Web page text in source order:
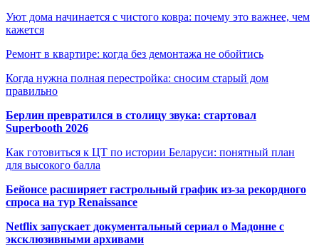
Уют дома начинается с чистого ковра: почему это важнее, чем
кажется
Ремонт в квартире: когда без демонтажа не обойтись
Когда нужна полная перестройка: сносим старый дом
правильно
Берлин превратился в столицу звука: стартовал
Superbooth 2026
Как готовиться к ЦТ по истории Беларуси: понятный план
для высокого балла
Бейонсе расширяет гастрольный график из-за рекордного
спроса на тур Renaissance
Netflix запускает документальный сериал о Мадонне с
эксклюзивными архивами